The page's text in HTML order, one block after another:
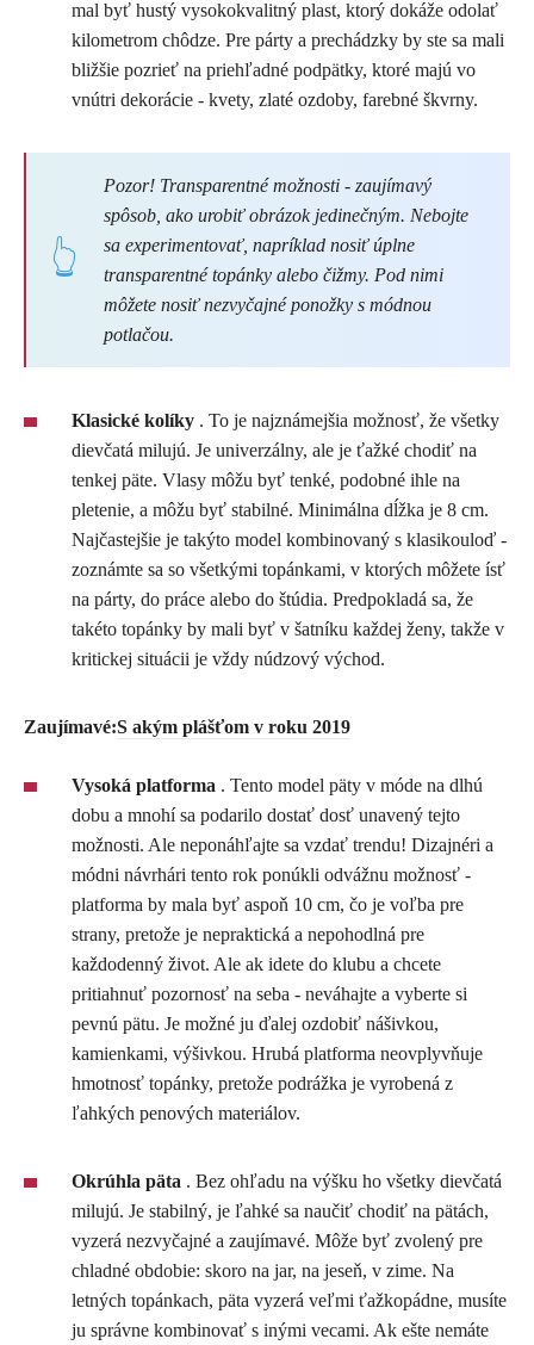
mal byť hustý vysokokvalitný plast, ktorý dokáže odolať
kilometrom chôdze. Pre párty a prechádzky by ste sa mali
bližšie pozrieť na priehľadné podpätky, ktoré majú vo
vnútri dekorácie - kvety, zlaté ozdoby, farebné škvrny.
Pozor! Transparentné možnosti - zaujímavý
spôsob, ako urobiť obrázok jedinečným. Nebojte
sa experimentovať, napríklad nosiť úplne
transparentné topánky alebo čižmy. Pod nimi
môžete nosiť nezvyčajné ponožky s módnou
potlačou.
Klasické kolíky . To je najznámejšia možnosť, že všetky
dievčatá milujú. Je univerzálny, ale je ťažké chodiť na
tenkej päte. Vlasy môžu byť tenké, podobné ihle na
pletenie, a môžu byť stabilné. Minimálna dĺžka je 8 cm.
Najčastejšie je takýto model kombinovaný s klasikouloď -
zoznámte sa so všetkými topánkami, v ktorých môžete ísť
na párty, do práce alebo do štúdia. Predpokladá sa, že
takéto topánky by mali byť v šatníku každej ženy, takže v
kritickej situácii je vždy núdzový východ.
Zaujímavé:S akým plášťom v roku 2019
Vysoká platforma . Tento model päty v móde na dlhú
dobu a mnohí sa podarilo dostať dosť unavený tejto
možnosti. Ale neponáhľajte sa vzdať trendu! Dizajnéri a
módni návrhári tento rok ponúkli odvážnu možnosť -
platforma by mala byť aspoň 10 cm, čo je voľba pre
strany, pretože je nepraktická a nepohodlná pre
každodenný život. Ale ak idete do klubu a chcete
pritiahnuť pozornosť na seba - neváhajte a vyberte si
pevnú pätu. Je možné ju ďalej ozdobiť nášivkou,
kamienkami, výšivkou. Hrubá platforma neovplyvňuje
hmotnosť topánky, pretože podrážka je vyrobená z
ľahkých penových materiálov.
Okrúhla päta . Bez ohľadu na výšku ho všetky dievčatá
milujú. Je stabilný, je ľahké sa naučiť chodiť na pätách,
vyzerá nezvyčajné a zaujímavé. Môže byť zvolený pre
chladné obdobie: skoro na jar, na jeseň, v zime. Na
letných topánkach, päta vyzerá veľmi ťažkopádne, musíte
ju správne kombinovať s inými vecami. Ak ešte nemáte